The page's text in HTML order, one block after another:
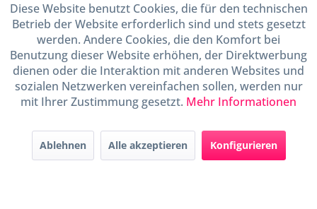
* Alle Preise inkl. gesetzl. Mehrwertsteuer zzgl.Versandkostenund ggf.
Nachnahmegebühren, wenn nicht anders beschrieben
Widerruf erklären
Gestaltung, Shop-Setup, Management & Hosting durch Ternum Internet Services mit
Shopware
Diese Website benutzt Cookies, die für den technischen
Betrieb der Website erforderlich sind und stets gesetzt
werden. Andere Cookies, die den Komfort bei
Benutzung dieser Website erhöhen, der Direktwerbung
dienen oder die Interaktion mit anderen Websites und
sozialen Netzwerken vereinfachen sollen, werden nur
mit Ihrer Zustimmung gesetzt. Mehr Informationen
Ablehnen Alle akzeptieren Konfigurieren